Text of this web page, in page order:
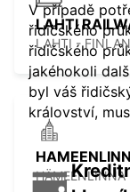
LAHTI
LAHTI -
V případě
řidičského
řidičského
jakéhokoli
byl váš
království,